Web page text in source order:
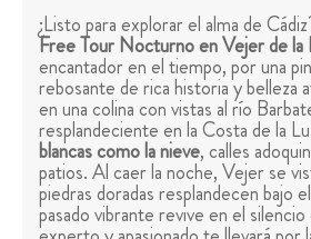
¿Listo para explorar el alma de
Free Tour Nocturno en Vejer de la
encantador en el tiempo, por una
rebosante de rica historia y belleza
en una colina con vistas al río
resplandeciente en la Costa de la
blancas como la nieve, calles
patios. Al caer la noche, Vejer se
piedras doradas resplandecen bajo
pasado vibrante revive en el silencio